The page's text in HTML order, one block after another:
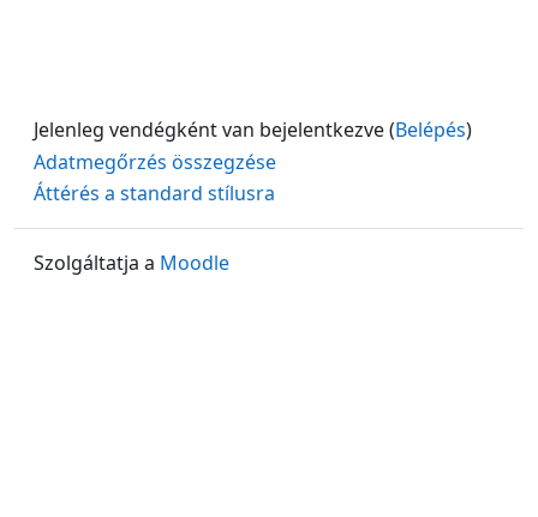
Jelenleg vendégként van bejelentkezve (Belépés)
Adatmegőrzés összegzése
Áttérés a standard stílusra
Szolgáltatja a Moodle